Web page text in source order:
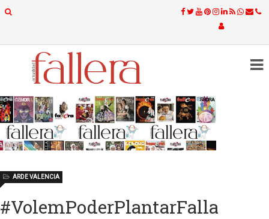
#VolemPoderPlantarFalla
ARDE VALENCIA